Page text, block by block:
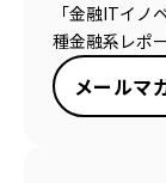
「金融ITイノ
種金融系レポ
メールマ